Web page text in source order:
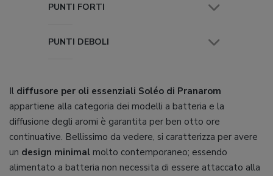
PUNTI FORTI
PUNTI DEBOLI
Il diffusore per oli essenziali Soléo di Pranarom
appartiene alla categoria dei modelli a batteria e la
diffusione degli aromi è garantita per ben otto ore
continuative. Bellissimo da vedere, si caratterizza per avere
un design minimal molto contemporaneo; essendo
alimentato a batteria non necessita di essere attaccato alla